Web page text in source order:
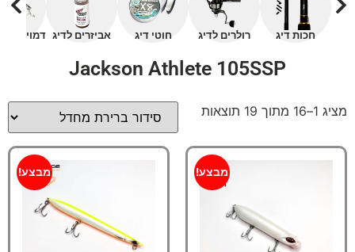
חכות דיג רולרים לדיג חוטי דיג אביזרים לדיג דמויים
Jackson Athlete 105SSP
מציג 1–16 מתוך 19 תוצאות
מבצע! מבצע!